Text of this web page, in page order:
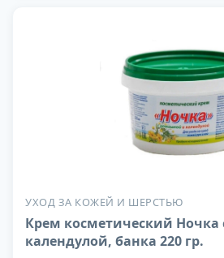
УХОД ЗА КОЖЕЙ И ШЕРСТЬЮ
Крем косметический
календулой, банка 220 гр.